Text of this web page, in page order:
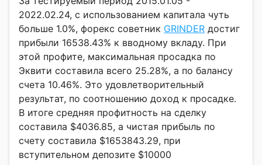
2022.02.24, с использованием капитала чуть
больше 1.0%, форекс советник GRINDER достиг
прибыли 16538.43% к вводному вкладу. При
этой профите, максимальная просадка по
Эквити составила всего 25.28%, а по балансу
счета 10.46%. Это удовлетворительный
результат, по соотношению доход к просадке.
В итоге средняя профитность на сделку
составила $4036.85, а чистая прибыль по
счету составила $1653843.29, при
вступительном депозите $10000